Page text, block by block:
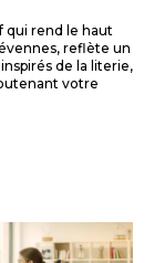
qui rend le haut
reflète un
de la literie,
votre